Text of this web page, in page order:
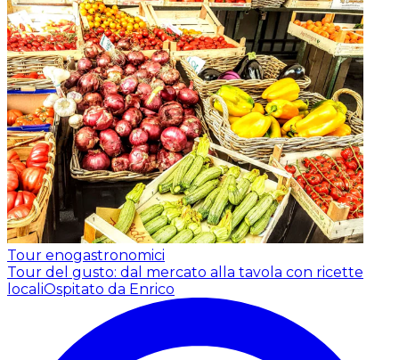
Tour enogastronomici
Tour del gusto: dal mercato alla tavola con ricette
localiOspitato da Enrico